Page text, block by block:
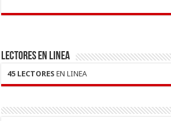
LECTORES EN LINEA
45 LECTORES EN LINEA